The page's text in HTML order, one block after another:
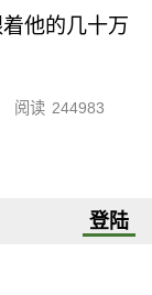
他的几十万
阅读 244983
登陆